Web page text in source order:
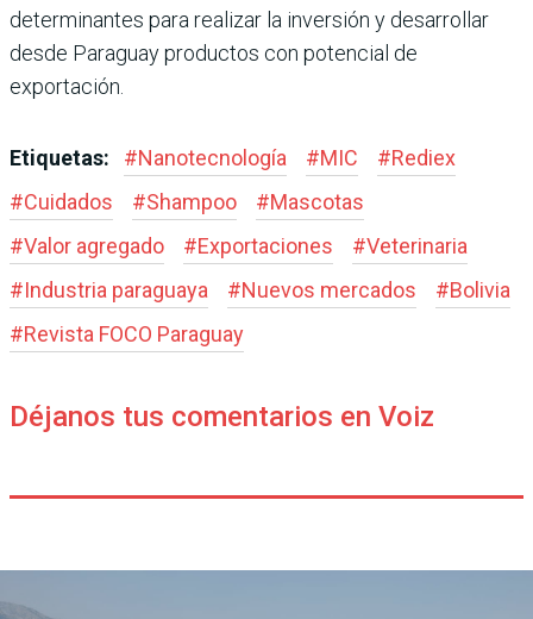
determinantes para realizar la inversión y desarrollar
desde Paraguay productos con potencial de
exportación.
Etiquetas: #Nanotecnología #MIC #Rediex
#Cuidados #Shampoo #Mascotas
#Valor agregado #Exportaciones #Veterinaria
#Industria paraguaya #Nuevos mercados #Bolivia
#Revista FOCO Paraguay
Déjanos tus comentarios en Voiz